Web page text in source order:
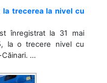
la trecerea la nivel cu
înregistrat la 31 mai
la o trecere nivel cu
...